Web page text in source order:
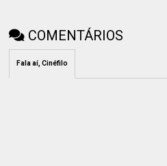
COMENTÁRIOS
Fala aí, Cinéfilo